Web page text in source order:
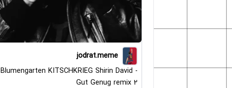
jodrat.meme
Blumengarten KITSCHKRIEG Shirin David -
Gut Genug remix 2